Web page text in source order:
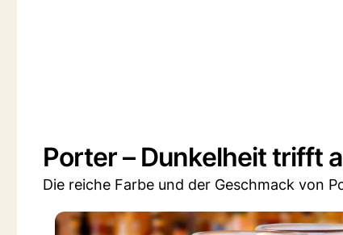
Porter – Dunkelheit trifft
Die reiche Farbe und der Geschmack von